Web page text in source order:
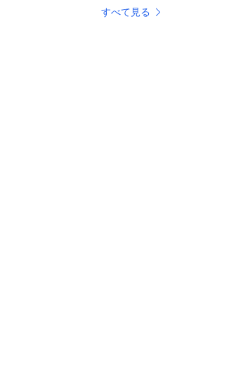
すべて見る